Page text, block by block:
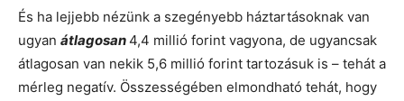
És ha lejjebb nézünk a szegényebb háztartásoknak van
ugyan átlagosan4,4 millió forint vagyona, de ugyancsak
átlagosan van nekik 5,6 millió forint tartozásuk is – tehát a
mérleg negatív. Összességében elmondható tehát, hogy